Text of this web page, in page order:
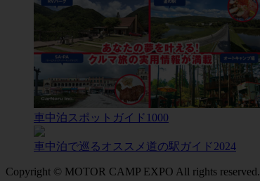
車中泊スポットガイド1000
車中泊で巡るオススメ道の駅ガイド2024
Copyright © MOTOR CAMP EXPO All rights reserved.